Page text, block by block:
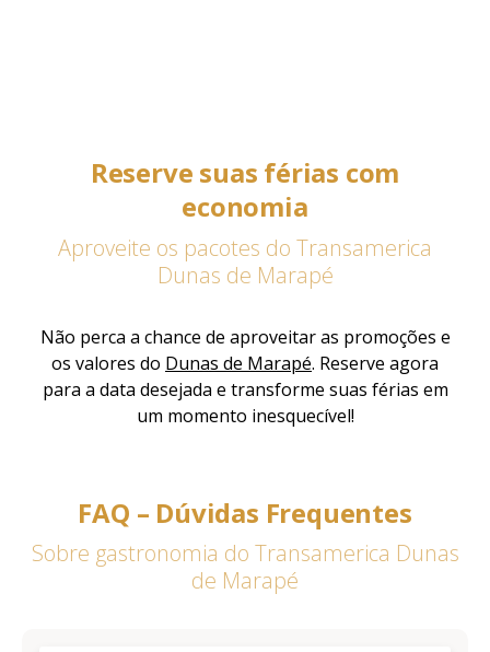
Reserve suas férias com
economia
Aproveite os pacotes do Transamerica
Dunas de Marapé
Não perca a chance de aproveitar as promoções e
os valores do Dunas de Marapé. Reserve agora
para a data desejada e transforme suas férias em
um momento inesquecível!
FAQ – Dúvidas Frequentes
Sobre gastronomia do Transamerica Dunas
de Marapé